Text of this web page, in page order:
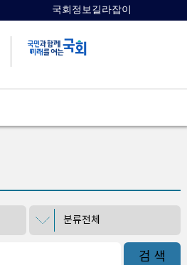
국회정보길라잡이
분류전체
검 색